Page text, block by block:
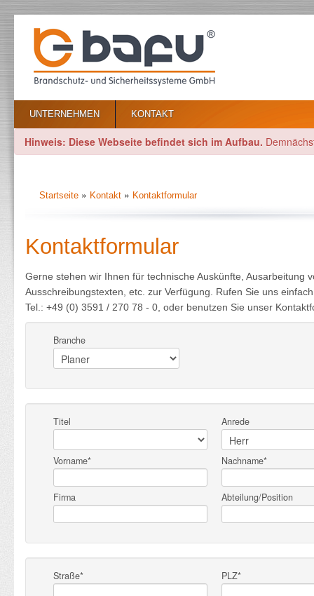
UNTERNEHMEN KONTAKT
Hinweis: Diese Webseite befindet sich im Aufbau.
Startseite » Kontakt » Kontaktformular
Kontaktformular
Gerne stehen wir Ihnen für technische Auskünfte, Ausarbeitung
Ausschreibungstexten, etc. zur Verfügung. Rufen Sie uns
Tel.: +49 (0) 3591 / 270 78 - 0, oder benutzen Sie unser
Branche
Titel Anrede
Vorname* Nachname*
Firma Abteilung/Position
Straße* PLZ*